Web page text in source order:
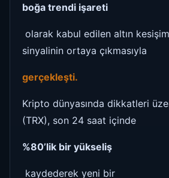
boğa trendi işareti
olarak kabul edilen altın
sinyalinin ortaya çıkmasıyla
gerçekleşti.
Kripto dünyasında dikkatleri
(TRX), son 24 saat içinde
%80’lik bir yükseliş
kaydederek yeni bir